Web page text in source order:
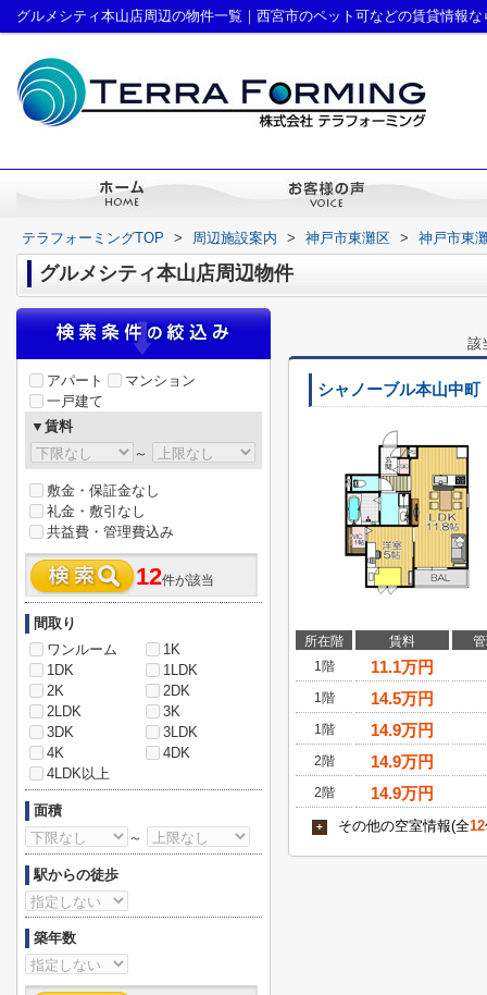
グルメシティ本山店周辺の物件一覧｜西宮市のペット可などの賃貸情報
テラフォーミングTOP > 周辺施設案内 > 神戸市東灘区 > 神戸市東
グルメシティ本山店周辺物件
該
シャノーブル本山中町
所在階 賃料
1階
11.1万円
1階 14.5万円
1階 14.9万円
2階 14.9万円
2階 14.9万円
+ その他の空室情報(全12
アパート
マンション
一戸建て
▼賃料
～
敷金・保証金なし
礼金・敷引なし
共益費・管理費込み
12件が該当
間取り
ワンルーム
1K
1DK
1LDK
2K
2DK
2LDK
3K
3DK
3LDK
4K
4DK
4LDK以上
面積
～
駅からの徒歩
築年数